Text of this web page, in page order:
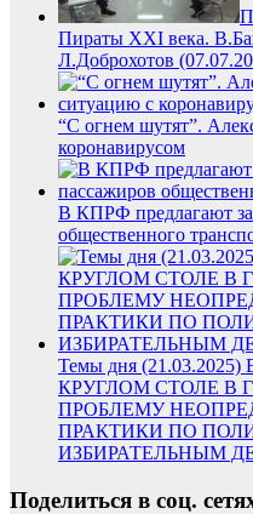
Пираты ХХI века.
Л.Доброхотов
“С огнем шутят”.
коронавирусом
В КПРФ предлагают
общественного
Темы дня
КРУГЛОМ СТОЛЕ В
ПРОБЛЕМУ
ПРАКТИКИ ПО
ИЗБИРАТЕЛЬНЫМ
Поделиться в соц.